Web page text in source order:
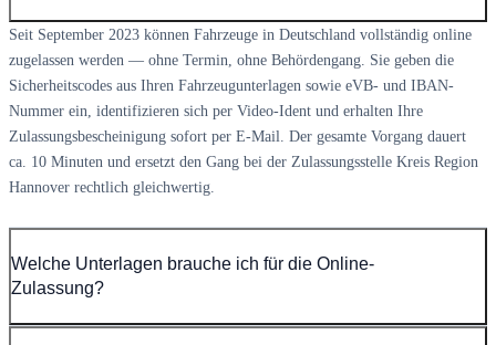
Seit September 2023 können Fahrzeuge in Deutschland vollständig online
zugelassen werden — ohne Termin, ohne Behördengang. Sie geben die
Sicherheitscodes aus Ihren Fahrzeugunterlagen sowie eVB- und IBAN-
Nummer ein, identifizieren sich per Video-Ident und erhalten Ihre
Zulassungsbescheinigung sofort per E-Mail. Der gesamte Vorgang dauert
ca. 10 Minuten und ersetzt den Gang bei der Zulassungsstelle Kreis Region
Hannover rechtlich gleichwertig.
Welche Unterlagen brauche ich für die Online-
Zulassung?